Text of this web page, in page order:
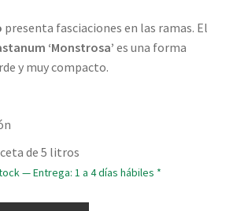
presenta fasciaciones en las ramas. El
‘Monstrosa’ es una forma
y muy compacto.
de 5 litros
— Entrega: 1 a 4 días hábiles *